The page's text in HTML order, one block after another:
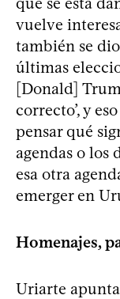
vuelve
también se
últimas
[Donald]
correcto’, y
pensar qué
agendas o los
esa otra
emerger en
Homenajes,
Uriarte